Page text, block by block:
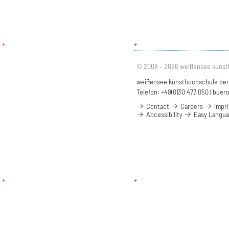
© 2008 – 2026 weißensee
weißensee kunsthochschule
Telefon: +49(0)30 477 050 |
Contact
Careers
Accessibility
Easy